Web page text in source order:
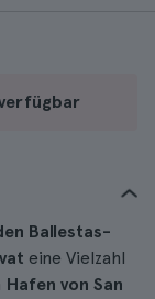
Ballestas-
eine Vielzahl
Hafen von San